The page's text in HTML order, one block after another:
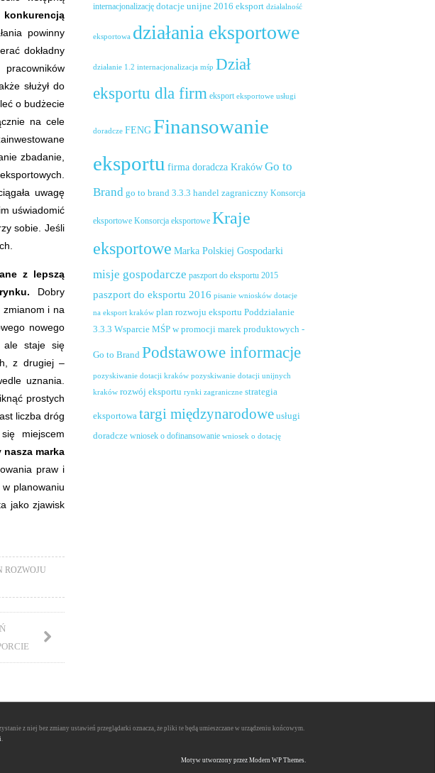
konkurencją
powinny
dokładny
służył do
o budżecie
na cele
zbadanie,
uwagę
uświadomić
sobie. Jeśli
z lepszą
Dobry
zmianom i na
nowego
ale staje się
z drugiej –
uznania.
prostych
liczba dróg
miejscem
nasza marka
praw i
planowaniu
jako zjawisk
ROZWOJU
internacjonalizację dotacje unijne 2016 eksport działalność
eksportowa działania eksportowe
działanie 1.2 internacjonalizacja mśp Dział
eksportu dla firm eksport eksportowe usługi
doradcze FENG Finansowanie
eksportu firma doradcza KrakówGo to
Brand go to brand 3.3.3 handel zagraniczny Konsorcja
eksportowe Konsorcja eksportowe Kraje
eksportowe Marka Polskiej Gospodarki
misje gospodarcze paszport do eksportu 2015
paszport do eksportu 2016 pisanie wniosków dotacje
na eksport kraków plan rozwoju eksportu Poddziałanie
3.3.3 Wsparcie MŚP w promocji marek produktowych -
Go to Brand Podstawowe informacje
pozyskiwanie dotacji kraków pozyskiwanie dotacji unijnych
kraków rozwój eksportu rynki zagraniczne strategia
eksportowa targi międzynarodowe usługi
doradcze wniosek o dofinansowanie wniosek o dotację
z niej bez zmiany ustawień przeglądarki oznacza, że pliki te będą umieszczane w urządzeniu końcowym.
Motyw utworzony przez Modern WP Themes.